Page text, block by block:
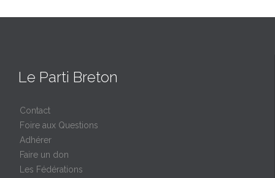
Le Parti Breton
Contact
Foire aux Questions
Adhérer
Faire un don
Les Fédérations